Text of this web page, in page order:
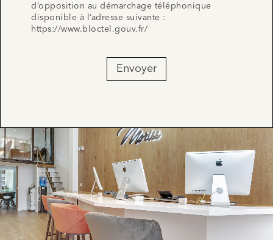
d’opposition au démarchage téléphonique
disponible à l’adresse suivante :
https://www.bloctel.gouv.fr/
Envoyer